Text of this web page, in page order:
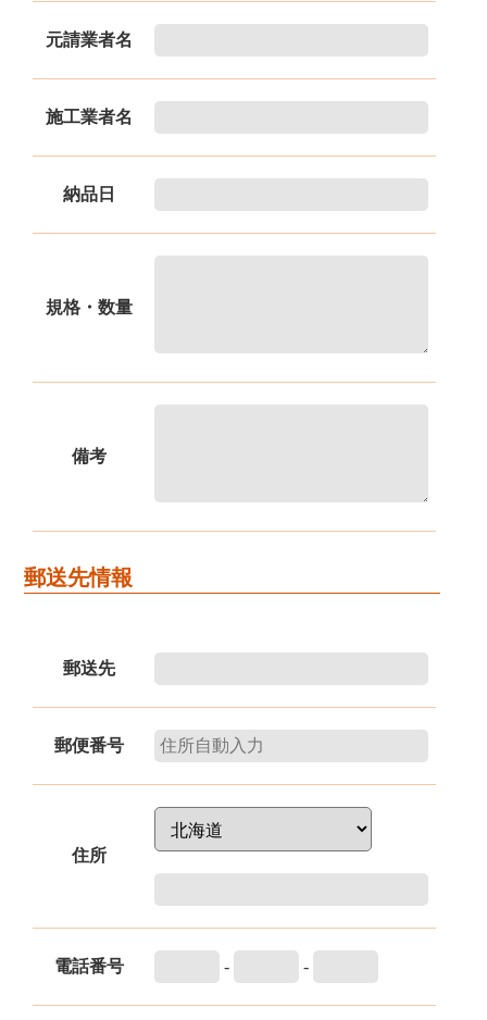
元請業者名
施工業者名
納品日
規格・数量
備考
郵送先情報
郵送先
郵便番号
住所
電話番号 - -